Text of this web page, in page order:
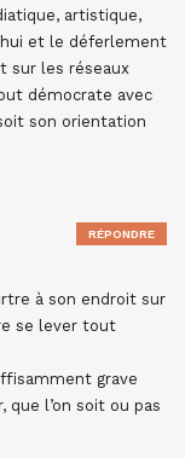
artistique,
et le déferlement
sur les réseaux
démocrate avec
son orientation
à son endroit sur
se lever tout
grave
l’on soit ou pas
RÉPONDRE